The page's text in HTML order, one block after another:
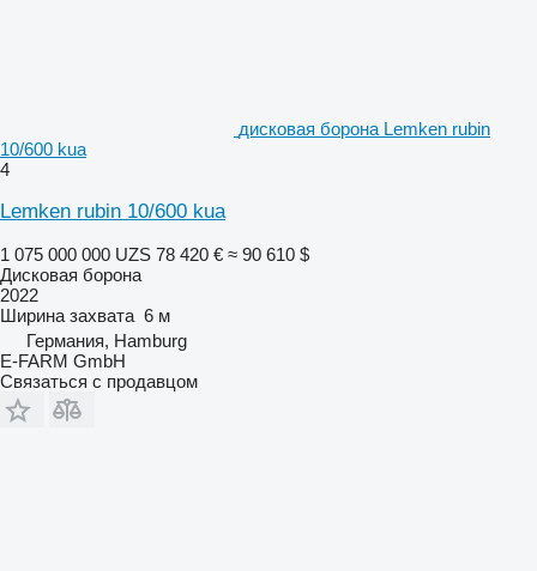
дисковая борона Lemken rubin
10/600 kua
4
Lemken rubin 10/600 kua
1 075 000 000 UZS 78 420 € ≈ 90 610 $
Дисковая борона
2022
Ширина захвата 6 м
Германия, Hamburg
E-FARM GmbH
Связаться с продавцом